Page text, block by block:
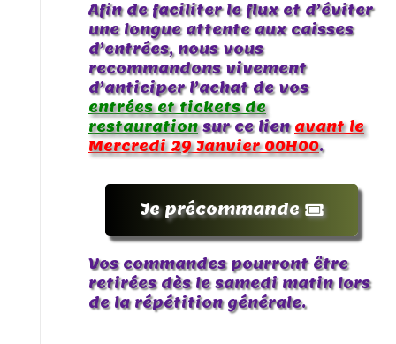
Afin de faciliter le flux et d’éviter
une longue attente aux caisses
d’entrées, nous vous
recommandons vivement
d’anticiper l’achat de vos
entrées et tickets de
restaurationsur ce lienavant le
Mercredi 29 Janvier 00H00.
Je précommande
Vos commandes pourront être
retirées dès le samedi matin lors
de la répétition générale.